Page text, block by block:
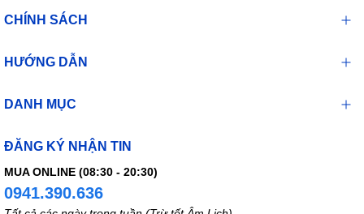
CHÍNH SÁCH
HƯỚNG DẪN
DANH MỤC
ĐĂNG KÝ NHẬN TIN
MUA ONLINE (08:30 - 20:30)
0941.390.636